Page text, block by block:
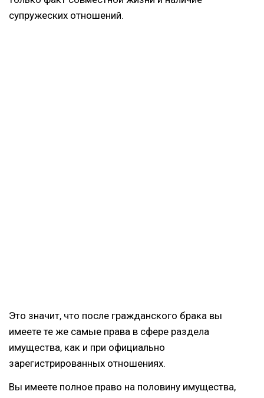
супружеских отношений.
Это значит, что после гражданского брака вы
имеете те же самые права в сфере раздела
имущества, как и при официально
зарегистрированных отношениях.
Вы имеете полное право на половину имущества,